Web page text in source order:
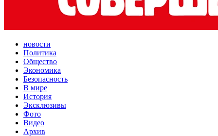
новости
Политика
Общество
Экономика
Безопасность
В мире
История
Эксклюзивы
Фото
Видео
Архив